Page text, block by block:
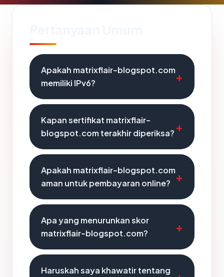
Apakah matrixflair-blogspot.com
memiliki IPv6?
Kapan sertifikat matrixflair-
blogspot.com terakhir diperiksa?
Apakah matrixflair-blogspot.com
aman untuk pembayaran online?
Apa yang menurunkan skor
matrixflair-blogspot.com?
Haruskah saya khawatir tentang